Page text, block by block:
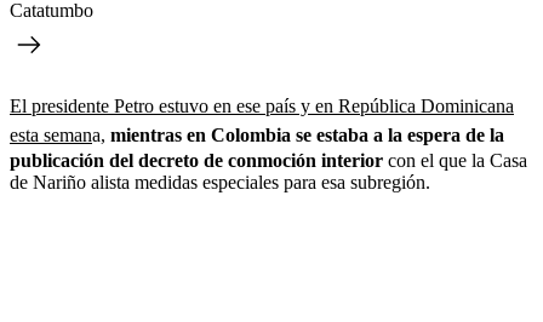
Catatumbo
El presidente Petro estuvo en ese país y en República Dominicana
esta semana, mientras en Colombia se estaba a la espera de la
publicación del decreto de conmoción interior con el que la Casa
de Nariño alista medidas especiales para esa subregión.